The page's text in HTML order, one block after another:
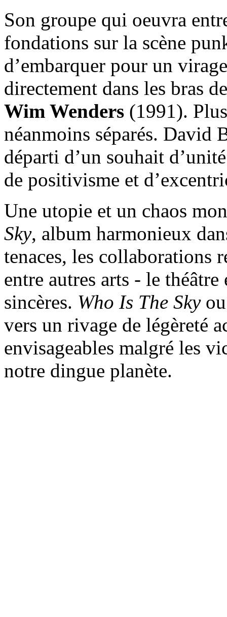
Son groupe qui oeuvra
fondations sur la scène
d’embarquer pour un
directement dans les bras
Wim Wenders (1991).
néanmoins séparés. David
départi d’un souhait
de positivisme et
Une utopie et un chaos
Sky, album harmonieux
tenaces, les collaborations
entre autres arts - le
sincères. Who Is The Sky
vers un rivage de légèreté
envisageables malgré les
notre dingue planète.